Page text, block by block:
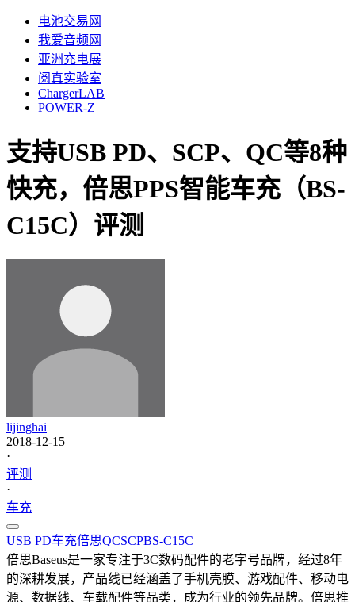
电池交易网
我爱音频网
亚洲充电展
阅真实验室
ChargerLAB
POWER-Z
支持USB PD、SCP、QC等8种
快充，倍思PPS智能车充（BS-
C15C）评测
lijinghai
2018-12-15
·
评测
·
车充
USB PD车充倍思QCSCPBS-C15C
倍思Baseus是一家专注于3C数码配件的老字号品牌，经过8年
的深耕发展，产品线已经涵盖了手机壳膜、游戏配件、移动电
源、数据线、车载配件等品类，成为行业的领先品牌。倍思推